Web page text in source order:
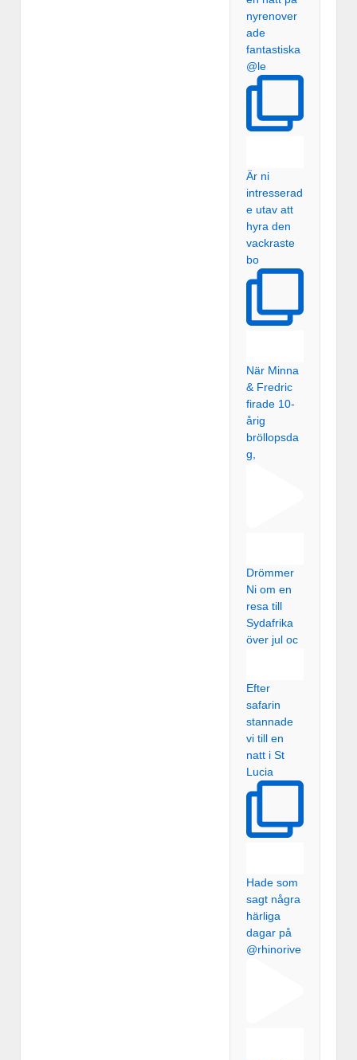
nyrenover
ade
fantastiska
@le
Är ni
intresserad
e utav att
hyra den
vackraste
bo
När Minna
& Fredric
firade 10-
årig
bröllopsda
g,
Drömmer
Ni om en
resa till
Sydafrika
över jul oc
Efter
safarin
stannade
vi till en
natt i St
Lucia
Hade som
sagt några
härliga
dagar på
@rhinorive